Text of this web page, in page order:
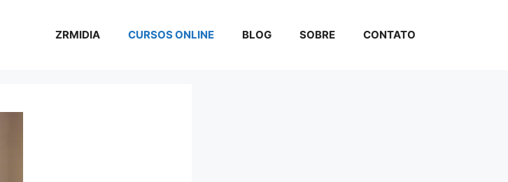
ZRMIDIA CURSOS ONLINE BLOG SOBRE CONTATO